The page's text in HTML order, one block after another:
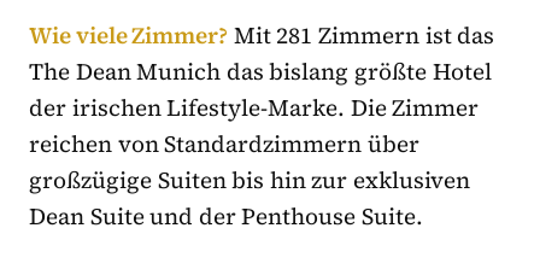
Wie viele Zimmer? Mit 281 Zimmern ist das
The Dean Munich das bislang größte Hotel
der irischen Lifestyle-Marke. Die Zimmer
reichen von Standardzimmern über
großzügige Suiten bis hin zur exklusiven
Dean Suite und der Penthouse Suite.